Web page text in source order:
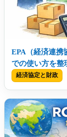
EPA（経済連携
での使い方を整
経済協定と財政